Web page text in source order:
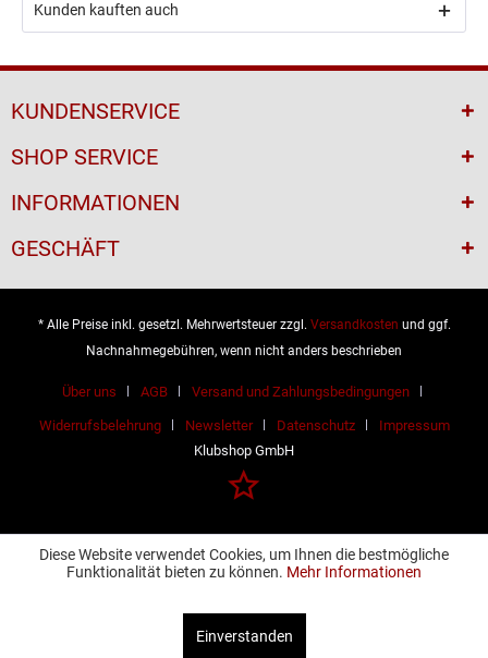
Kunden kauften auch
KUNDENSERVICE
SHOP SERVICE
INFORMATIONEN
GESCHÄFT
* Alle Preise inkl. gesetzl. Mehrwertsteuer zzgl. Versandkosten und ggf.
Nachnahmegebühren, wenn nicht anders beschrieben
Über uns AGB Versand und Zahlungsbedingungen
Widerrufsbelehrung Newsletter Datenschutz
Impressum
Klubshop GmbH
Diese Website verwendet Cookies, um Ihnen die bestmögliche
Funktionalität bieten zu können. Mehr Informationen
Einverstanden